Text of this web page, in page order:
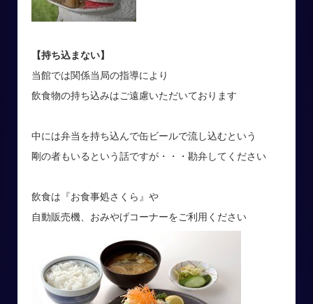
【持ち込まない】
当館では関係当局の指導により
飲食物の持ち込みはご遠慮いただいております
中には弁当を持ち込んで缶ビールで流し込むという
剛の者もいるという話ですが・・・勘弁してください
飲食は『お食事処さくら』や
自動販売機、おみやげコーナーをご利用ください